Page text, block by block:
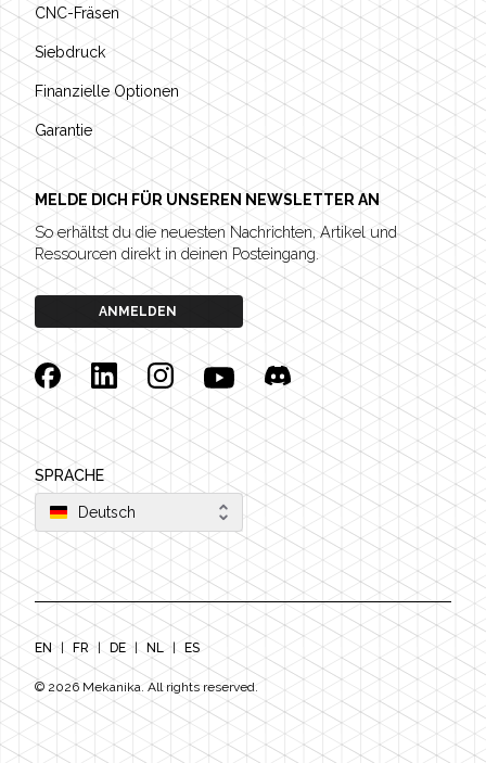
CNC-Fräsen
Siebdruck
Finanzielle Optionen
Garantie
MELDE DICH FÜR UNSEREN NEWSLETTER AN
So erhältst du die neuesten Nachrichten, Artikel und
Ressourcen direkt in deinen Posteingang.
ANMELDEN
FacebookLinkedinInstagramYouTubeDiscord
SPRACHE
Deutsch
EN FR DE NL ES
© 2026 Mekanika. All rights reserved.